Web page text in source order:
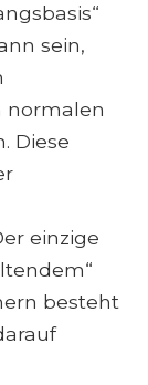
sein,
normalen
Diese
einzige
besteht